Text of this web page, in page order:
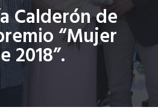
Calderón de
“Mujer
2018”.